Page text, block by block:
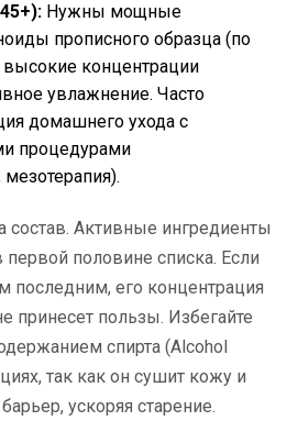
Нужны мощные
прописного образца (по
высокие концентрации
увлажнение. Часто
домашнего ухода с
процедурами
состав. Активные ингредиенты
половине списка. Если
последним, его концентрация
принесет пользы. Избегайте
спирта (Alcohol
так как он сушит кожу и
ускоряя старение.